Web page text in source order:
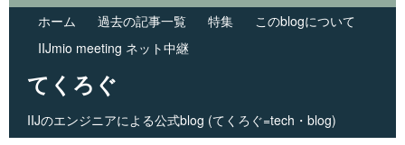
ホーム 過去の記事一覧 特集
このblogについて
IIJmio meeting ネット中継
てくろぐ
IIJのエンジニアによる公式blog (てくろぐ=tech・blog)